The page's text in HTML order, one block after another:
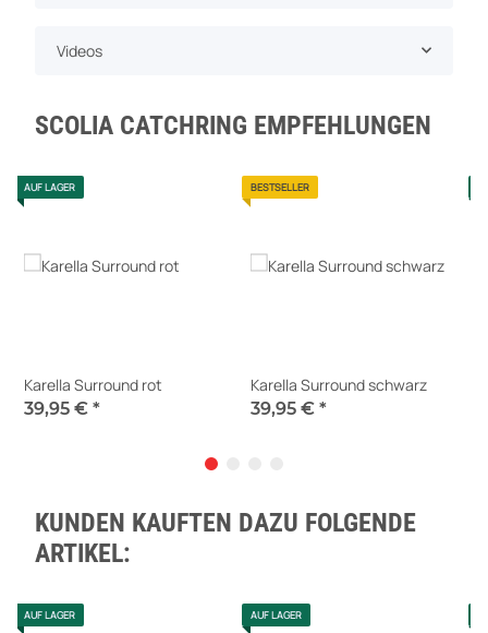
Videos
SCOLIA CATCHRING EMPFEHLUNGEN
AUF LAGER
Karella Surround rot
39,95 € *
BESTSELLER
Karella Surround schwarz
39,95 € *
KUNDEN KAUFTEN DAZU FOLGENDE
ARTIKEL:
AUF LAGER AUF LAGER